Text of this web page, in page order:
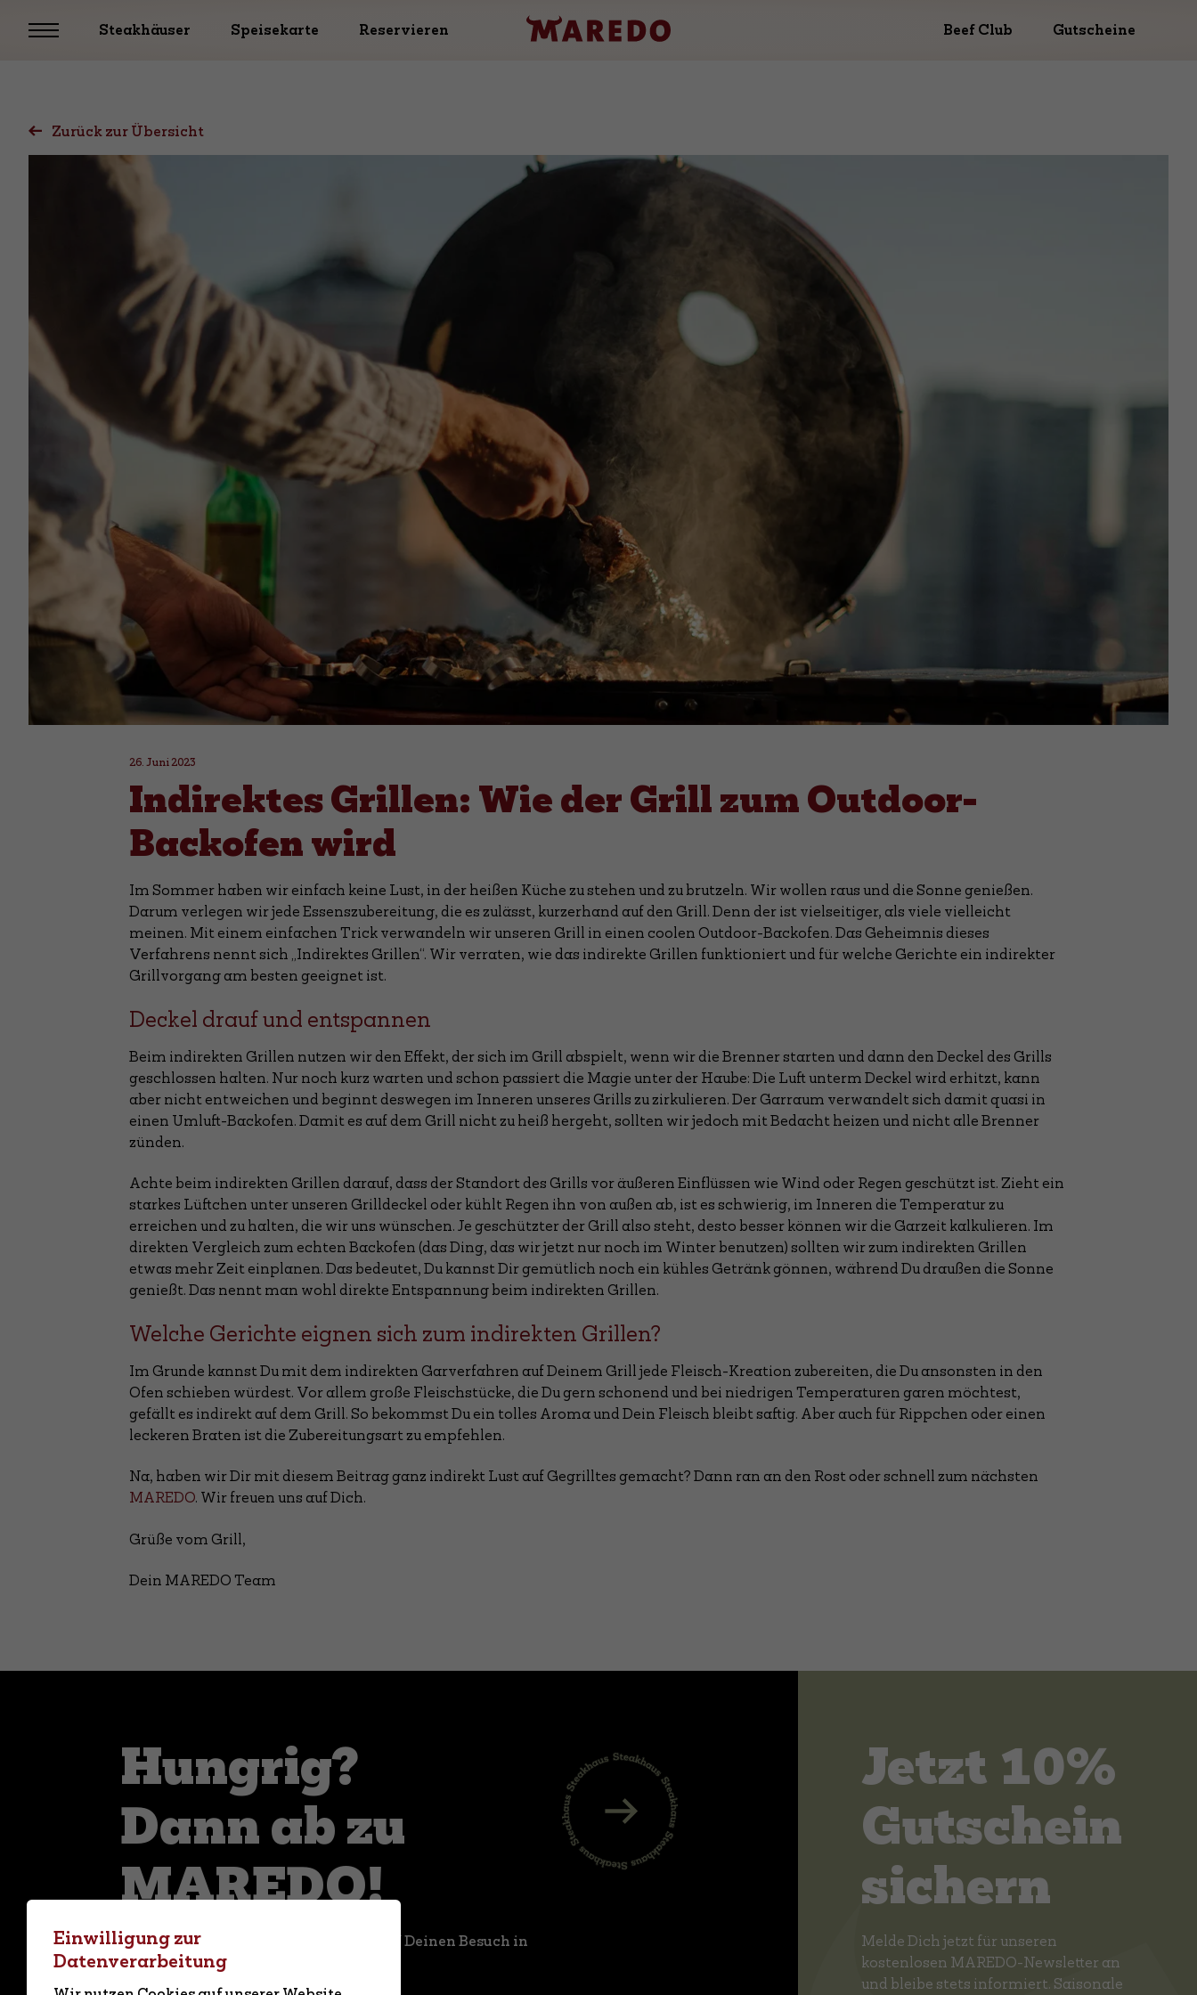
Einwilligung zur
Datenverarbeitung
Steakhäuser Speisekarte Reservieren Beef Club Gutscheine
Zurück zur Übersicht
26. Juni 2023
Indirektes Grillen: Wie der Grill zum Outdoor-
Backofen wird
Im Sommer haben wir einfach keine Lust, in der heißen Küche zu stehen und zu brutzeln. Wir wollen raus und die Sonne genießen.
Darum verlegen wir jede Essenszubereitung, die es zulässt, kurzerhand auf den Grill. Denn der ist vielseitiger, als viele vielleicht
meinen. Mit einem einfachen Trick verwandeln wir unseren Grill in einen coolen Outdoor-Backofen. Das Geheimnis dieses
Verfahrens nennt sich „Indirektes Grillen“. Wir verraten, wie das indirekte Grillen funktioniert und für welche Gerichte ein indirekter
Grillvorgang am besten geeignet ist.
Deckel drauf und entspannen
Beim indirekten Grillen nutzen wir den Effekt, der sich im Grill abspielt, wenn wir die Brenner starten und dann den Deckel des Grills
geschlossen halten. Nur noch kurz warten und schon passiert die Magie unter der Haube: Die Luft unterm Deckel wird erhitzt, kann
aber nicht entweichen und beginnt deswegen im Inneren unseres Grills zu zirkulieren. Der Garraum verwandelt sich damit quasi in
einen Umluft-Backofen. Damit es auf dem Grill nicht zu heiß hergeht, sollten wir jedoch mit Bedacht heizen und nicht alle Brenner
zünden.
Achte beim indirekten Grillen darauf, dass der Standort des Grills vor äußeren Einflüssen wie Wind oder Regen geschützt ist. Zieht ein
starkes Lüftchen unter unseren Grilldeckel oder kühlt Regen ihn von außen ab, ist es schwierig, im Inneren die Temperatur zu
erreichen und zu halten, die wir uns wünschen. Je geschützter der Grill also steht, desto besser können wir die Garzeit kalkulieren. Im
direkten Vergleich zum echten Backofen (das Ding, das wir jetzt nur noch im Winter benutzen) sollten wir zum indirekten Grillen
etwas mehr Zeit einplanen. Das bedeutet, Du kannst Dir gemütlich noch ein kühles Getränk gönnen, während Du draußen die Sonne
genießt. Das nennt man wohl direkte Entspannung beim indirekten Grillen.
Welche Gerichte eignen sich zum indirekten Grillen?
Im Grunde kannst Du mit dem indirekten Garverfahren auf Deinem Grill jede Fleisch-Kreation zubereiten, die Du ansonsten in den
Ofen schieben würdest. Vor allem große Fleischstücke, die Du gern schonend und bei niedrigen Temperaturen garen möchtest,
gefällt es indirekt auf dem Grill. So bekommst Du ein tolles Aroma und Dein Fleisch bleibt saftig. Aber auch für Rippchen oder einen
leckeren Braten ist die Zubereitungsart zu empfehlen.
Na, haben wir Dir mit diesem Beitrag ganz indirekt Lust auf Gegrilltes gemacht? Dann ran an den Rost oder schnell zum nächsten
MAREDO. Wir freuen uns auf Dich.
Grüße vom Grill,
Dein MAREDO Team
Hungrig?
Dann ab zu
MAREDO!
Der Grill ist heiß und wir freuen uns auf Deinen Besuch in
unserem Restaurant.
Jetzt 10%
Gutschein
sichern
Melde Dich jetzt für unseren
kostenlosen MAREDO-Newsletter an
und bleibe stets informiert. Saisonale